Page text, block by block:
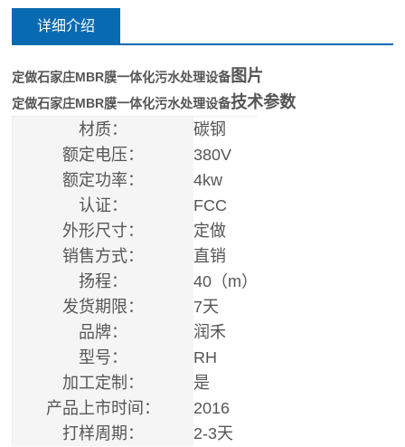
详细介绍
定做石家庄MBR膜一体化污水处理设备图片
定做石家庄MBR膜一体化污水处理设备技术参数
材质：
碳钢
额定电压：
380V
额定功率：
4kw
认证：
FCC
外形尺寸：
定做
销售方式：
直销
扬程：
40（m）
发货期限：
7天
品牌：
润禾
型号：
RH
加工定制：
是
产品上市时间：
2016
打样周期：
2-3天